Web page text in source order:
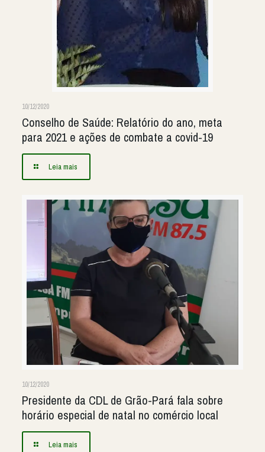
10/12/2020
Conselho de Saúde: Relatório do ano, meta
para 2021 e ações de combate a covid-19
Leia mais
10/12/2020
Presidente da CDL de Grão-Pará fala sobre
horário especial de natal no comércio local
Leia mais